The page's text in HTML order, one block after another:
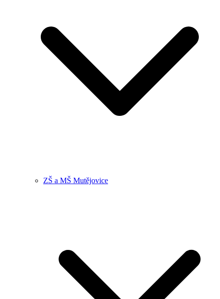
ZŠ a MŠ Mutějovice